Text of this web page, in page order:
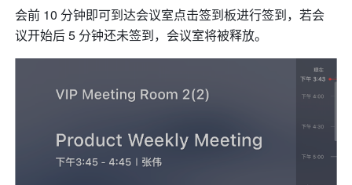
会前 10 分钟即可到达会议室点击签到板进行签到，若会
议开始后 5 分钟还未签到，会议室将被释放。